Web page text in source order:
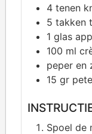
4 tenen
5 takken
1 glas
100 ml
peper en
15 gr
Spoel de